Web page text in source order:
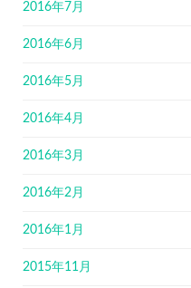
2016年7月
2016年6月
2016年5月
2016年4月
2016年3月
2016年2月
2016年1月
2015年11月